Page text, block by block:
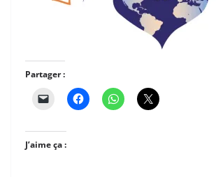
Partager :
J’aime ça :